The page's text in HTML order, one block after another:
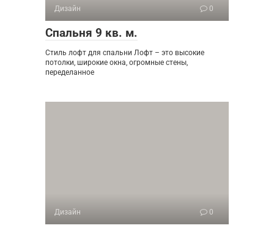
Дизайн 0
Спальня 9 кв. м.
Стиль лофт для спальни Лофт – это высокие
потолки, широкие окна, огромные стены,
переделанное
Дизайн 0